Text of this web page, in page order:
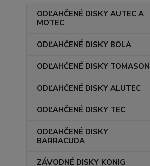
ODĽAHČENÉ DISKY AUTEC A
MOTEC
ODĽAHČENÉ DISKY BOLA
ODĽAHČENÉ DISKY TOMASON
ODĽAHČENÉ DISKY ALUTEC
ODĽAHČENÉ DISKY TEC
ODĽAHČENÉ DISKY
BARRACUDA
ZÁVODNÉ DISKY KONIG